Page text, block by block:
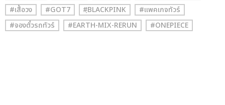
#เสื้อวง
#GOT7 #ฺBLACKPINK
#แพคเกจทัวร์
#จองตั๋วรถทัวร์
#EARTH-MIX-RERUN #ONEPIECE